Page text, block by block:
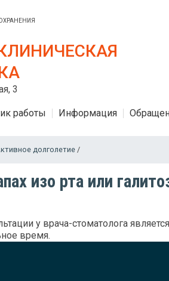
3
работы Информация
долголетие /
изо рта или
у врача-стоматолога
время.